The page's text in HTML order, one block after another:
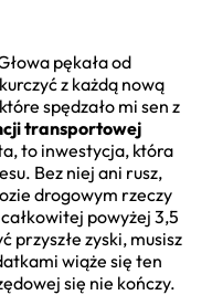
pękała od
z każdą nową
spędzało mi sen z
transportowej
to inwestycja, która
Bez niej ani rusz,
drogowym rzeczy
powyżej 3,5
przyszłe zyski, musisz
wiąże się ten
się nie kończy.